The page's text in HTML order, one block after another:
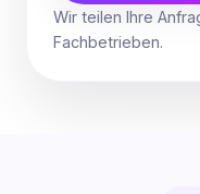
Wir teilen Ihre
Fachbetrieben.